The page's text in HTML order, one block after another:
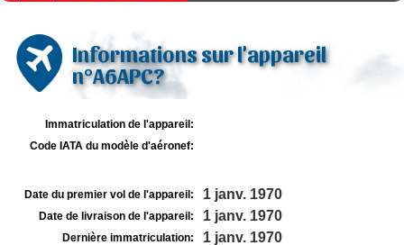
Informations sur l'appareil
n°A6APC?
Immatriculation de l'appareil:
Code IATA du modèle d'aéronef:
Date du premier vol de l'appareil: 1 janv. 1970
Date de livraison de l'appareil: 1 janv. 1970
Dernière immatriculation: 1 janv. 1970